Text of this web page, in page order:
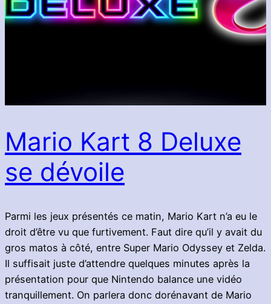
Mario Kart 8 Deluxe
se dévoile
Parmi les jeux présentés ce matin, Mario Kart n’a eu le
droit d’être vu que furtivement. Faut dire qu’il y avait du
gros matos à côté, entre Super Mario Odyssey et Zelda.
Il suffisait juste d’attendre quelques minutes après la
présentation pour que Nintendo balance une vidéo
tranquillement. On parlera donc dorénavant de Mario